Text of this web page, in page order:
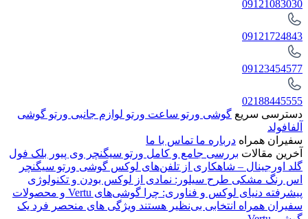
09121083030
09121724843
09123454577
02188445555
دسترسی سریع گوشی ورتو ساعت ورتو لوازم جانبی ورتو گوشی
آلفافولد
سفیران همراه درباره ما تماس با ما
آخرین مقالات بررسی جامع و کامل ورتو سیگنچر وی پیور بلک فول
گلد اورجینال – شاهکاری از تلفن‌های لوکس گوشی ورتو سیگنچر
اس رنگ مشکی طرح سیلور: نمادی از لوکس بودن و تکنولوژی
پیشرفته
دنیای لوکس و فناوری: چرا گوشی‌های Vertu و محصولات
سفیران همراه انتخابی بی‌نظیر هستند ویژگی های منحصر فرد یک